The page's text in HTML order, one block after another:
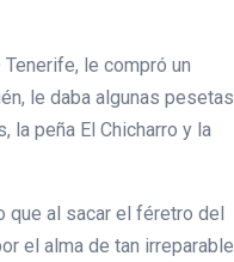
le compró un
le daba algunas pesetas
la peña El Chicharro y la
que al sacar el féretro del
el alma de tan irreparable